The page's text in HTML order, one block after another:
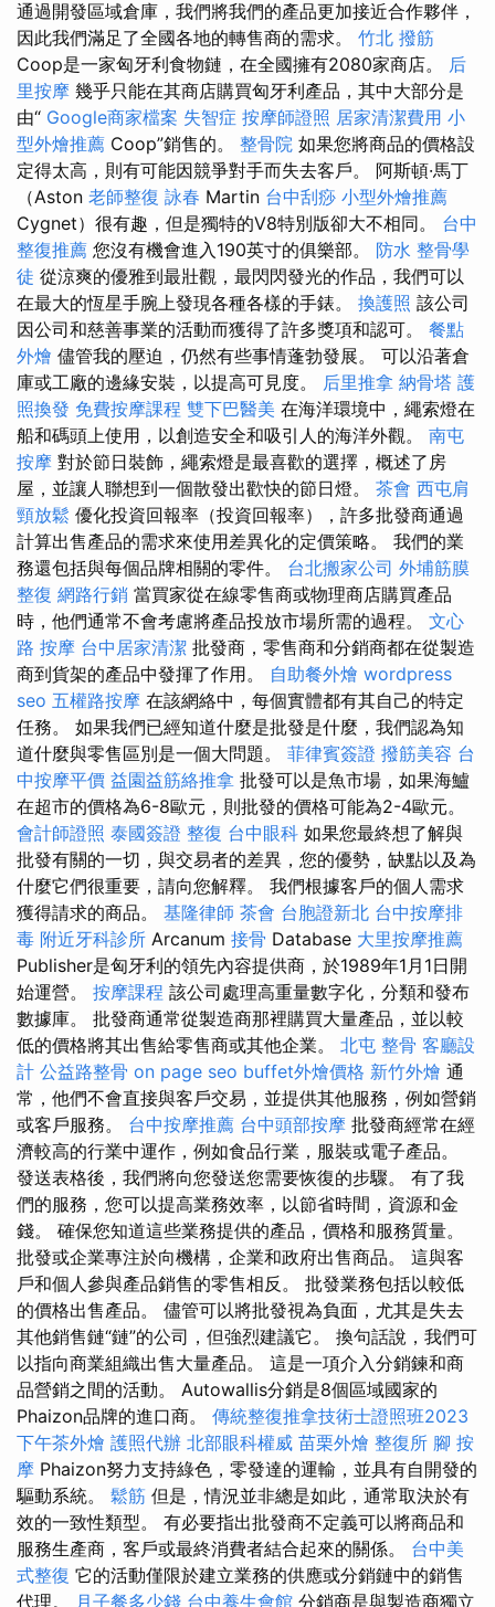
通過開發區域倉庫，我們將我們的產品更加接近合作夥伴，
因此我們滿足了全國各地的轉售商的需求。 竹北 撥筋
Coop是一家匈牙利食物鏈，在全國擁有2080家商店。 后
里按摩 幾乎只能在其商店購買匈牙利產品，其中大部分是
由“ Google商家檔案 失智症 按摩師證照 居家清潔費用 小
型外燴推薦 Coop”銷售的。 整骨院 如果您將商品的價格設
定得太高，則有可能因競爭對手而失去客戶。 阿斯頓·馬丁
（Aston 老師整復 詠春 Martin 台中刮痧 小型外燴推薦
Cygnet）很有趣，但是獨特的V8特別版卻大不相同。 台中
整復推薦 您沒有機會進入190英寸的俱樂部。 防水 整骨學
徒 從涼爽的優雅到最壯觀，最閃閃發光的作品，我們可以
在最大的恆星手腕上發現各種各樣的手錶。 換護照 該公司
因公司和慈善事業的活動而獲得了許多獎項和認可。 餐點
外燴 儘管我的壓迫，仍然有些事情蓬勃發展。 可以沿著倉
庫或工廠的邊緣安裝，以提高可見度。 后里推拿 納骨塔 護
照換發 免費按摩課程 雙下巴醫美 在海洋環境中，繩索燈在
船和碼頭上使用，以創造安全和吸引人的海洋外觀。 南屯
按摩 對於節日裝飾，繩索燈是最喜歡的選擇，概述了房
屋，並讓人聯想到一個散發出歡快的節日燈。 茶會 西屯肩
頸放鬆 優化投資回報率（投資回報率），許多批發商通過
計算出售產品的需求來使用差異化的定價策略。 我們的業
務還包括與每個品牌相關的零件。 台北搬家公司 外埔筋膜
整復 網路行銷 當買家從在線零售商或物理商店購買產品
時，他們通常不會考慮將產品投放市場所需的過程。 文心
路 按摩 台中居家清潔 批發商，零售商和分銷商都在從製造
商到貨架的產品中發揮了作用。 自助餐外燴 wordpress
seo 五權路按摩 在該網絡中，每個實體都有其自己的特定
任務。 如果我們已經知道什麼是批發是什麼，我們認為知
道什麼與零售區別是一個大問題。 菲律賓簽證 撥筋美容 台
中按摩平價 益園益筋絡推拿 批發可以是魚市場，如果海鱸
在超市的價格為6-8歐元，則批發的價格可能為2-4歐元。
會計師證照 泰國簽證 整復 台中眼科 如果您最終想了解與
批發有關的一切，與交易者的差異，您的優勢，缺點以及為
什麼它們很重要，請向您解釋。 我們根據客戶的個人需求
獲得請求的商品。 基隆律師 茶會 台胞證新北 台中按摩排
毒 附近牙科診所 Arcanum 接骨 Database 大里按摩推薦
Publisher是匈牙利的領先內容提供商，於1989年1月1日開
始運營。 按摩課程 該公司處理高重量數字化，分類和發布
數據庫。 批發商通常從製造商那裡購買大量產品，並以較
低的價格將其出售給零售商或其他企業。 北屯 整骨 客廳設
計 公益路整骨 on page seo buffet外燴價格 新竹外燴 通
常，他們不會直接與客戶交易，並提供其他服務，例如營銷
或客戶服務。 台中按摩推薦 台中頭部按摩 批發商經常在經
濟較高的行業中運作，例如食品行業，服裝或電子產品。
發送表格後，我們將向您發送您需要恢復的步驟。 有了我
們的服務，您可以提高業務效率，以節省時間，資源和金
錢。 確保您知道這些業務提供的產品，價格和服務質量。
批發或企業專注於向機構，企業和政府出售商品。 這與客
戶和個人參與產品銷售的零售相反。 批發業務包括以較低
的價格出售產品。 儘管可以將批發視為負面，尤其是失去
其他銷售鏈“鏈”的公司，但強烈建議它。 換句話說，我們可
以指向商業組織出售大量產品。 這是一項介入分銷鍊和商
品營銷之間的活動。 Autowallis分銷是8個區域國家的
Phaizon品牌的進口商。 傳統整復推拿技術士證照班2023
下午茶外燴 護照代辦 北部眼科權威 苗栗外燴 整復所 腳 按
摩 Phaizon努力支持綠色，零發達的運輸，並具有自開發的
驅動系統。 鬆筋 但是，情況並非總是如此，通常取決於有
效的一致性類型。 有必要指出批發商不定義可以將商品和
服務生產商，客戶或最終消費者結合起來的關係。 台中美
式整復 它的活動僅限於建立業務的供應或分銷鏈中的銷售
代理。 月子餐多少錢 台中養生會館 分銷商是與製造商獨立